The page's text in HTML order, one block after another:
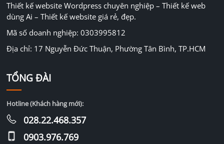
Thiết kế website Wordpress chuyên nghiệp – Thiết kế web
dùng Ai – Thiết kế website giá rẻ, đẹp.
Mã số doanh nghiệp: 0303995812
Địa chỉ: 17 Nguyễn Đức Thuận, Phường Tân Bình, TP.HCM
TỔNG ĐÀI
Hotline (Khách hàng mới):
028.22.468.357
0903.976.769